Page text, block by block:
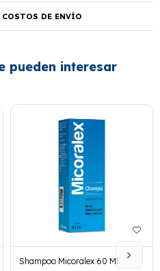
DE ENVÍO
pueden interesar
Shampoo Micoralex 60 Ml.